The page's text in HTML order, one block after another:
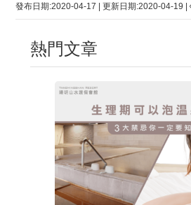
發布日期:2020-04-17 | 更新日期:2020-04-19 |
熱門文章